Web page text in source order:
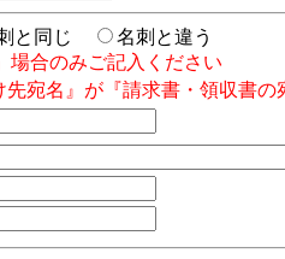
と同じ
名刺と違う
合のみご記入ください
宛名』が『請求書・領収書の